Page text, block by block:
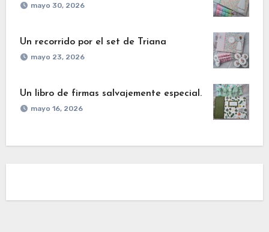
mayo 30, 2026
Un recorrido por el set de Triana
mayo 23, 2026
Un libro de firmas salvajemente especial.
mayo 16, 2026